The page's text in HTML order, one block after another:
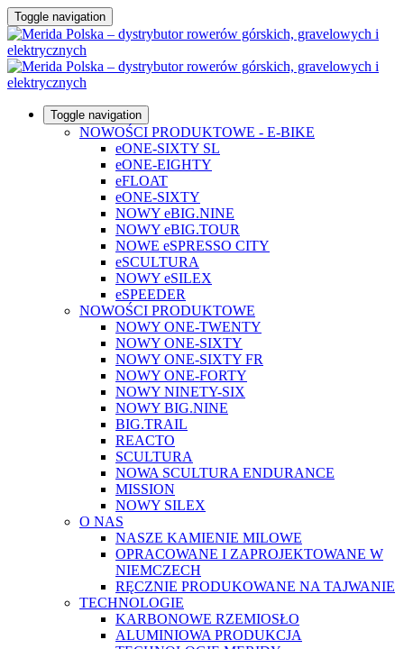
Toggle navigation
Toggle navigation
NOWOŚCI PRODUKTOWE - E-BIKE
eONE-SIXTY SL
eONE-EIGHTY
eFLOAT
eONE-SIXTY
NOWY eBIG.NINE
NOWY eBIG.TOUR
NOWE eSPRESSO CITY
eSCULTURA
NOWY eSILEX
eSPEEDER
NOWOŚCI PRODUKTOWE
NOWY ONE-TWENTY
NOWY ONE-SIXTY
NOWY ONE-SIXTY FR
NOWY ONE-FORTY
NOWY NINETY-SIX
NOWY BIG.NINE
BIG.TRAIL
REACTO
SCULTURA
NOWA SCULTURA ENDURANCE
MISSION
NOWY SILEX
O NAS
NASZE KAMIENIE MILOWE
OPRACOWANE I ZAPROJEKTOWANE W
NIEMCZECH
RĘCZNIE PRODUKOWANE NA TAJWANIE
TECHNOLOGIE
KARBONOWE RZEMIOSŁO
ALUMINIOWA PRODUKCJA